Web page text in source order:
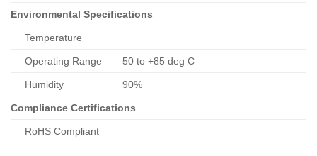
Environmental Specifications
Temperature
Operating Range 50 to +85 deg C
Humidity 90%
Compliance Certifications
RoHS Compliant